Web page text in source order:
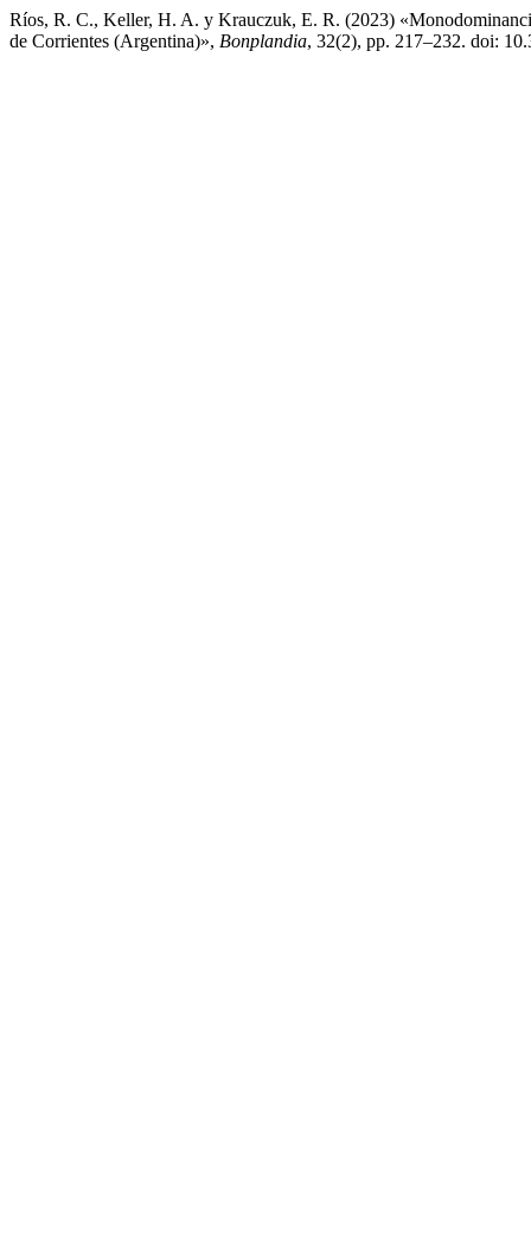
Ríos, R. C., Keller, H. A. y Krauczuk, E. R. (2023)
de Corrientes (Argentina)», Bonplandia, 32(2), pp. 217–232. doi: